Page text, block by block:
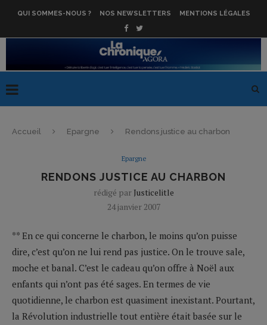
QUI SOMMES-NOUS ? NOS NEWSLETTERS MENTIONS LÉGALES
Accueil Epargne Rendons justice au charbon
Epargne
RENDONS JUSTICE AU CHARBON
rédigé par Justicelitle
24 janvier 2007
** En ce qui concerne le charbon, le moins qu’on puisse
dire, c’est qu’on ne lui rend pas justice. On le trouve sale,
moche et banal. C’est le cadeau qu’on offre à Noël aux
enfants qui n’ont pas été sages. En termes de vie
quotidienne, le charbon est quasiment inexistant. Pourtant,
la Révolution industrielle tout entière était basée sur le